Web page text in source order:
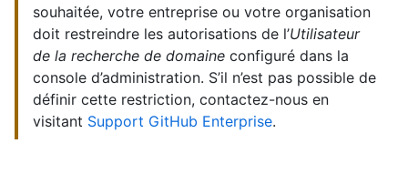
souhaitée, votre entreprise ou votre organisation
doit restreindre les autorisations de l’Utilisateur
de la recherche de domaine configuré dans la
console d’administration. S’il n’est pas possible de
définir cette restriction, contactez-nous en
visitant Support GitHub Enterprise.